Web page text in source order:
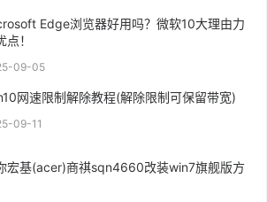
Edge浏览器好用吗？微软10大理由力
点！
09-05
网速限制解除教程(解除限制可保留带宽)
09-11
宏基(acer)商祺sqn4660改装win7旗舰版方